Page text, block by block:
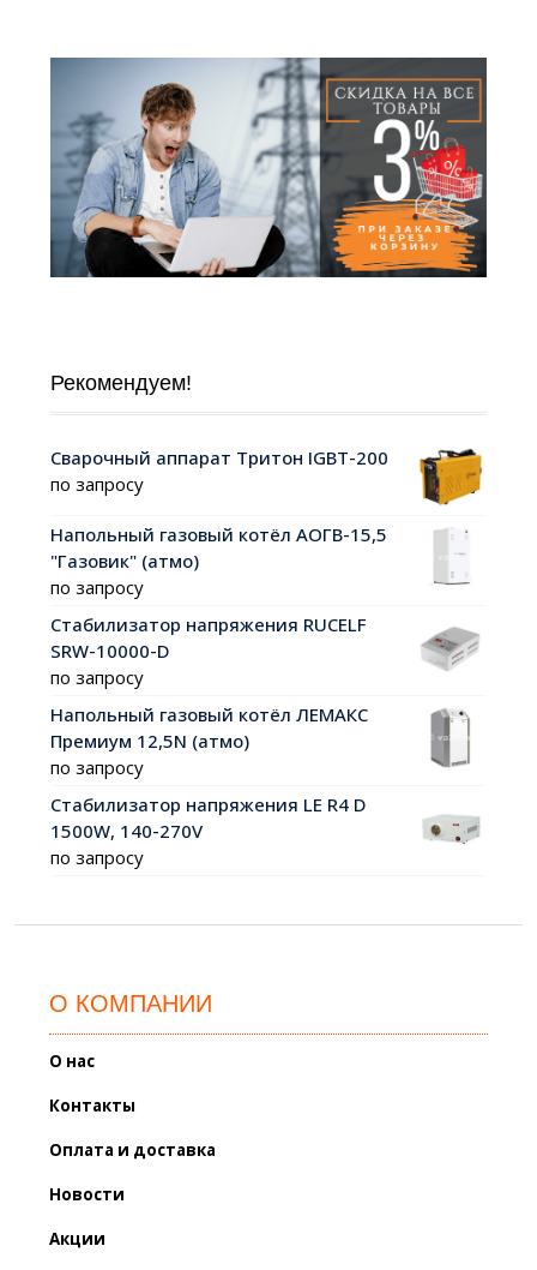
Рекомендуем!
Сварочный аппарат Тритон IGBT-200
по запросу
Напольный газовый котёл АОГВ-15,5
"Газовик" (атмо)
по запросу
Стабилизатор напряжения RUCELF
SRW-10000-D
по запросу
Напольный газовый котёл ЛЕМАКС
Премиум 12,5N (атмо)
по запросу
Стабилизатор напряжения LE R4 D
1500W, 140-270V
по запросу
О КОМПАНИИ
О нас
Контакты
Оплата и доставка
Новости
Акции